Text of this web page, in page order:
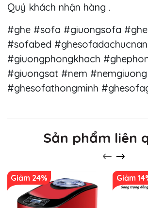
Quý khách nhận hàng .
#ghe #sofa #giuongsofa
#sofabed
#giuongphongkhach
#giuongsat #nem
#ghesofathongminh
Sản phẩm liên
Giảm 24% Giảm